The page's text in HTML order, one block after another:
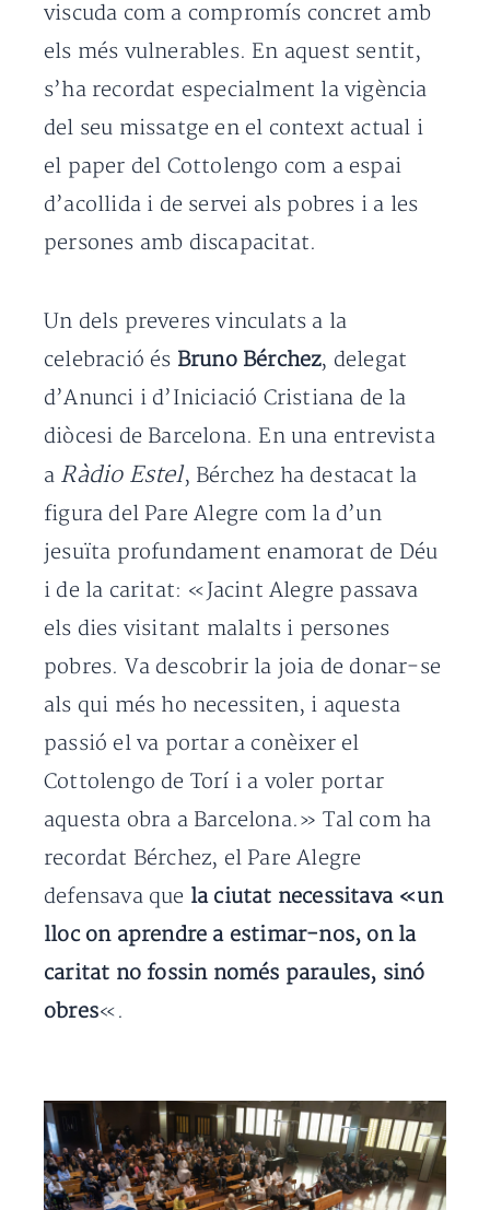
viscuda com a compromís concret amb
els més vulnerables. En aquest sentit,
s’ha recordat especialment la vigència
del seu missatge en el context actual i
el paper del Cottolengo com a espai
d’acollida i de servei als pobres i a les
persones amb discapacitat.
Un dels preveres vinculats a la
celebració és Bruno Bérchez, delegat
d’Anunci i d’Iniciació Cristiana de la
diòcesi de Barcelona. En una entrevista
a Ràdio Estel, Bérchez ha destacat la
figura del Pare Alegre com la d’un
jesuïta profundament enamorat de Déu
i de la caritat: «Jacint Alegre passava
els dies visitant malalts i persones
pobres. Va descobrir la joia de donar-se
als qui més ho necessiten, i aquesta
passió el va portar a conèixer el
Cottolengo de Torí i a voler portar
aquesta obra a Barcelona.» Tal com ha
recordat Bérchez, el Pare Alegre
defensava que la ciutat necessitava «un
lloc on aprendre a estimar-nos, on la
caritat no fossin només paraules, sinó
obres«.